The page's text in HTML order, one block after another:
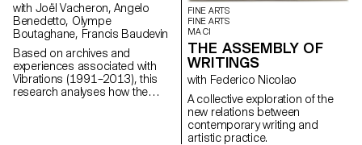
with Joël Vacheron, Angelo
Benedetto, Olympe
Boutaghane, Francis Baudevin
Based on archives and
experiences associated with
Vibrations (1991–2013), this
research analyses how the
FINE ARTS
FINE ARTS
MA CI
THE ASSEMBLY OF
WRITINGS
with Federico Nicolao
A collective exploration of the
new relations between
contemporary writing and
artistic practice.